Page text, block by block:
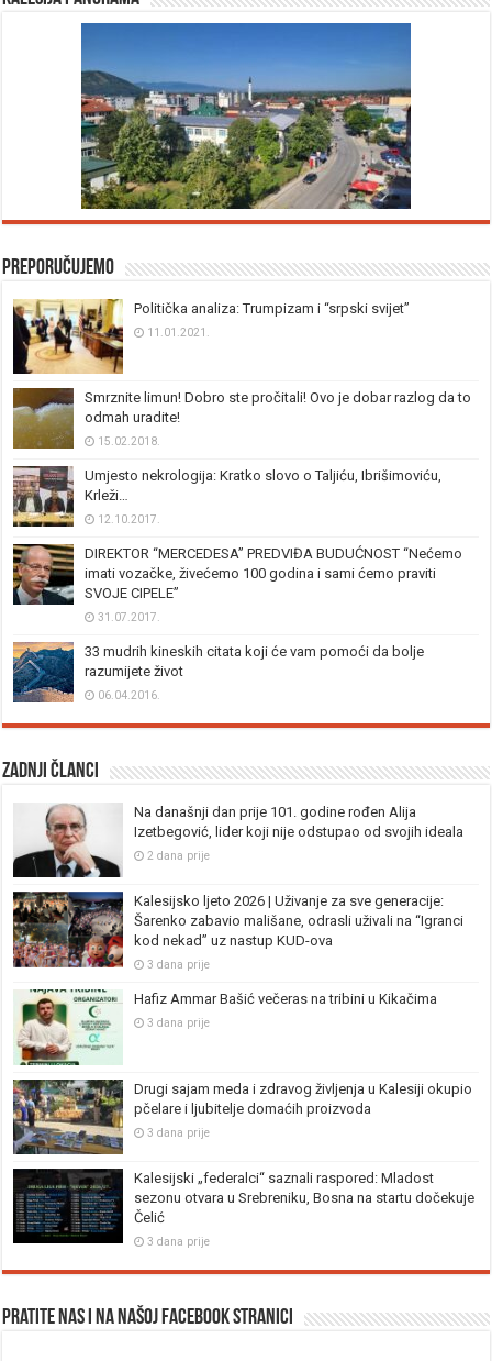
Preporučujemo
Politička analiza: Trumpizam i “srpski svijet”
11.01.2021.
Smrznite limun! Dobro ste pročitali! Ovo je dobar razlog da to
odmah uradite!
15.02.2018.
Umjesto nekrologija: Kratko slovo o Taljiću, Ibrišimoviću,
Krleži…
12.10.2017.
DIREKTOR “MERCEDESA” PREDVIĐA BUDUĆNOST “Nećemo
imati vozačke, živećemo 100 godina i sami ćemo praviti
SVOJE CIPELE”
31.07.2017.
33 mudrih kineskih citata koji će vam pomoći da bolje
razumijete život
06.04.2016.
Zadnji članci
Na današnji dan prije 101. godine rođen Alija
Izetbegović, lider koji nije odstupao od svojih ideala
2 dana prije
Kalesijsko ljeto 2026 | Uživanje za sve generacije:
Šarenko zabavio mališane, odrasli uživali na “Igranci
kod nekad” uz nastup KUD-ova
3 dana prije
Hafiz Ammar Bašić večeras na tribini u Kikačima
3 dana prije
Drugi sajam meda i zdravog življenja u Kalesiji okupio
pčelare i ljubitelje domaćih proizvoda
3 dana prije
Kalesijski „federalci“ saznali raspored: Mladost
sezonu otvara u Srebreniku, Bosna na startu dočekuje
Čelić
3 dana prije
Pratite nas i na našoj facebook stranici